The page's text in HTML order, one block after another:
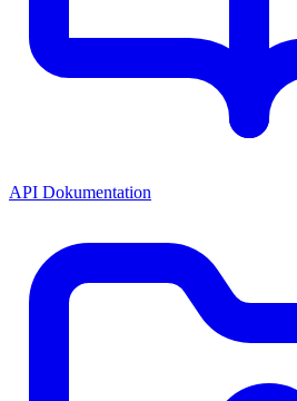
API Dokumentation